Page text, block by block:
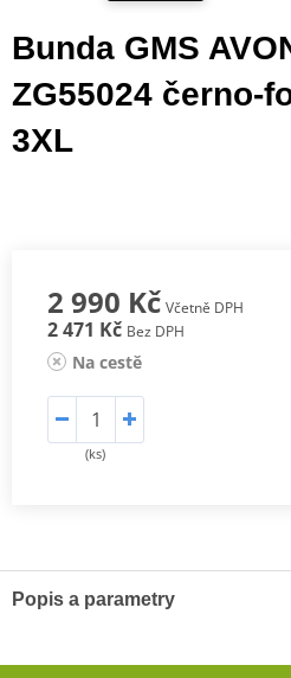
Bunda GMS
ZG55024 černo-
3XL
2 990 Kč Včetně DPH
2 471 Kč Bez DPH
Na cestě
(ks)
Popis a parametry